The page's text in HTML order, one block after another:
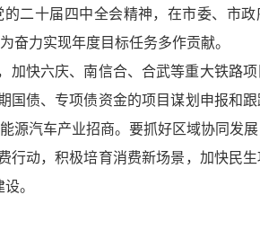
二十届四中全会精神，在市委、市政
奋力实现年度目标任务多作贡献。
加快六庆、南信合、合武等重大铁路
国债、专项债资金的项目谋划申报和
源汽车产业招商。要抓好区域协同发展
行动，积极培育消费新场景，加快民
。